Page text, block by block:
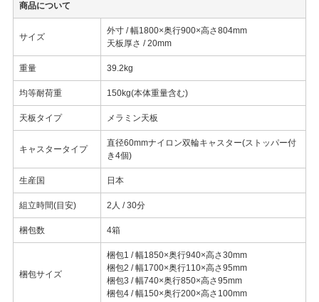
商品について
サイズ
外寸 / 幅1800×奥行900×高さ804mm
天板厚さ / 20mm
重量 39.2kg
均等耐荷重 150kg(本体重量含む)
天板タイプ メラミン天板
キャスタータイプ
直径60mmナイロン双輪キャスター(ストッパー付
き4個)
生産国 日本
組立時間(目安) 2人 / 30分
梱包数 4箱
梱包サイズ
梱包1 / 幅1850×奥行940×高さ30mm
梱包2 / 幅1700×奥行110×高さ95mm
梱包3 / 幅740×奥行850×高さ95mm
梱包4 / 幅150×奥行200×高さ100mm